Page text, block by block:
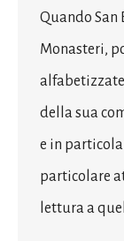
Quando San
Monasteri,
della sua
e in
particolare
lettura a